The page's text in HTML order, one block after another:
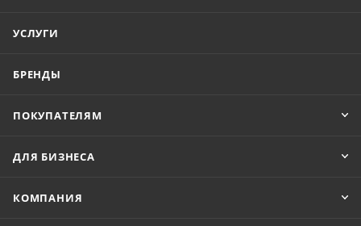
УСЛУГИ
БРЕНДЫ
ПОКУПАТЕЛЯМ
ДЛЯ БИЗНЕСА
КОМПАНИЯ